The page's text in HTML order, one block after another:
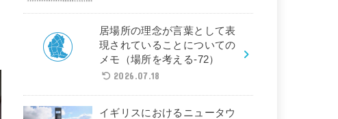
居場所の理念が言葉として表
現されていることについての
メモ（場所を考える-72）
2026.07.18
イギリスにおけるニュータウ